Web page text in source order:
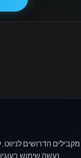
הדרושים
נעשה שימוש בעוגיות אנליטיות או עוגיות פרופילאיות.